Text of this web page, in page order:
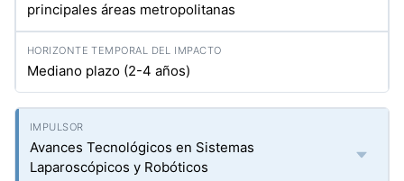
principales áreas metropolitanas
Mediano plazo (2-4 años)
Avances Tecnológicos en Sistemas
Laparoscópicos y Robóticos